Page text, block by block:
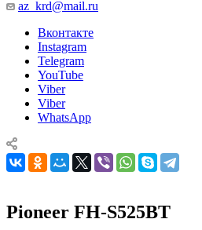
az_krd@mail.ru
Вконтакте
Instagram
Telegram
YouTube
Viber
Viber
WhatsApp
Pioneer FH-S525BT